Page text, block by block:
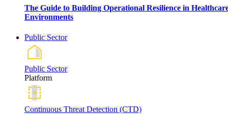
The Guide to Building Operational Resilience in
Environments
Public Sector
Public Sector
Platform
Continuous Threat Detection (CTD)